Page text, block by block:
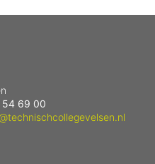
54 69 00